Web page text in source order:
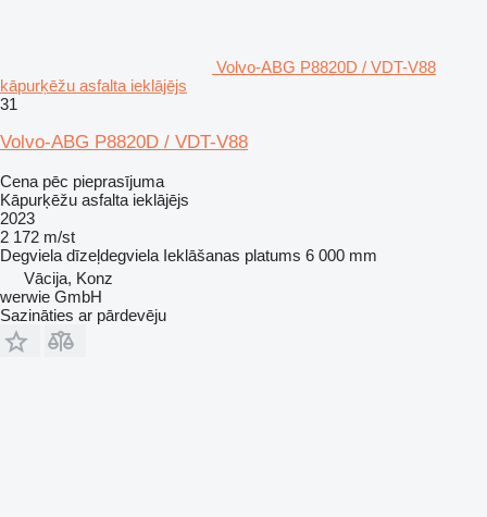
Volvo-ABG P8820D / VDT-V88
kāpurķēžu asfalta ieklājējs
31
Volvo-ABG P8820D / VDT-V88
Cena pēc pieprasījuma
Kāpurķēžu asfalta ieklājējs
2023
2 172 m/st
Degviela dīzeļdegviela Ieklāšanas platums 6 000 mm
Vācija, Konz
werwie GmbH
Sazināties ar pārdevēju